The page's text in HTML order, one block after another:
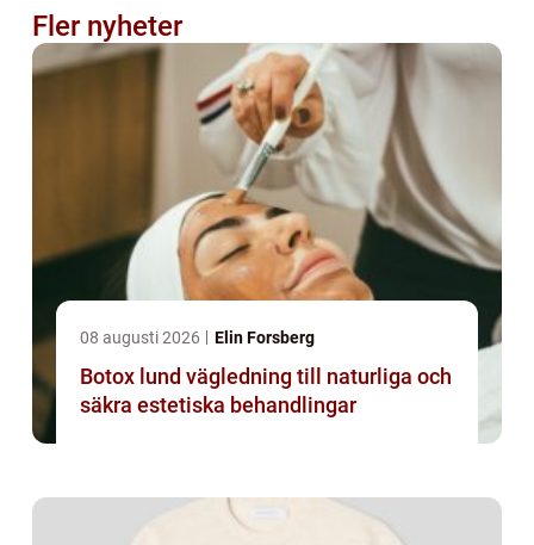
Fler nyheter
08 augusti 2026 Elin Forsberg
Botox lund vägledning till naturliga och
säkra estetiska behandlingar